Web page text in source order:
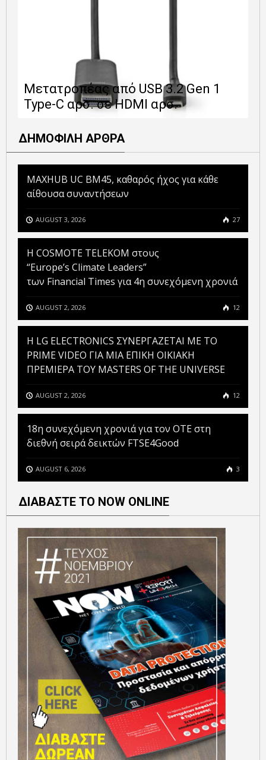
Μετατροπέας από USB 3.2 Gen 1
Type-C αρσ. σε HDMI αρσ.
ΔΗΜΟΦΙΛΗ ΑΡΘΡΑ
MAXHUB UC BM45, καθαρός ήχος για κάθε
αίθουσα συναντήσεων
AUGUST 3, 2026 27
Η COSMOTE TELEKOM στους
“Europe’s Climate Leaders”
των Financial Times για 4η συνεχόμενη χρονιά
AUGUST 2, 2026 12
H LG ELECTRONICS ΣΥΝΕΡΓΑΖΕΤΑΙ ΜΕ ΤΟ
PRIME VIDEO ΓΙΑ ΜΙΑ ΕΠΙΚΗ ΟΙΚΙΑΚΗ
ΠΡΕΜΙΕΡΑ ΤΟΥ MASTERS OF THE UNIVERSE
AUGUST 2, 2026 12
18η συνεχόμενη χρονιά για τον ΟΤΕ στη
διεθνή σειρά δεικτών FTSE4Good
AUGUST 6, 2026 3
ΔΙΑΒΑΣΤΕ ΤΟ NOW ONLINE